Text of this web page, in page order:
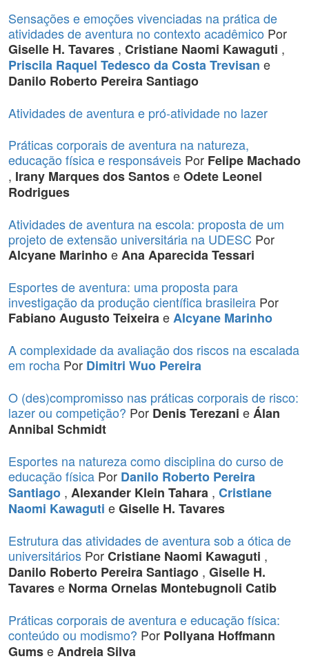
Sensações e emoções vivenciadas na prática de
atividades de aventura no contexto acadêmico Por
Giselle H. Tavares , Cristiane Naomi Kawaguti ,
Priscila Raquel Tedesco da Costa Trevisan e
Danilo Roberto Pereira Santiago
Atividades de aventura e pró-atividade no lazer
Práticas corporais de aventura na natureza,
educação física e responsáveis Por Felipe Machado
, Irany Marques dos SantoseOdete Leonel
Rodrigues
Atividades de aventura na escola: proposta de um
projeto de extensão universitária na UDESC Por
Alcyane MarinhoeAna Aparecida Tessari
Esportes de aventura: uma proposta para
investigação da produção científica brasileira Por
Fabiano Augusto TeixeiraeAlcyane Marinho
A complexidade da avaliação dos riscos na escalada
em rocha Por Dimitri Wuo Pereira
O (des)compromisso nas práticas corporais de risco:
lazer ou competição? Por Denis Terezani eÁlan
Annibal Schmidt
Esportes na natureza como disciplina do curso de
educação física Por Danilo Roberto Pereira
Santiago , Alexander Klein Tahara , Cristiane
Naomi Kawaguti eGiselle H. Tavares
Estrutura das atividades de aventura sob a ótica de
universitários PorCristiane Naomi Kawaguti ,
Danilo Roberto Pereira Santiago , Giselle H.
Tavarese Norma Ornelas Montebugnoli Catib
Práticas corporais de aventura e educação física:
conteúdo ou modismo? Por Pollyana Hoffmann
GumseAndreia Silva